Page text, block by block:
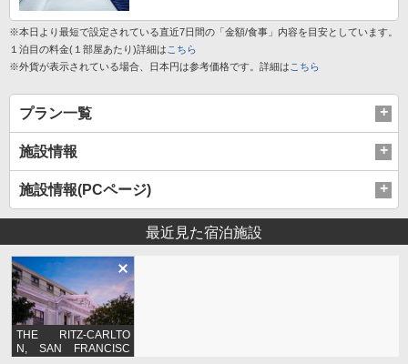
※本日より最短で設定されている直近7日間の「金額/食事」内容を目安としています。
１泊目の料金(１部屋あたり)詳細は こちら
※外貨が表示されている場合、日本円は参考価格です。詳細は こちら
プラン一覧
施設情報
施設情報(PCページ)
最近見た宿泊施設
THE RITZ-CARLTO
N, SAN FRANCISC